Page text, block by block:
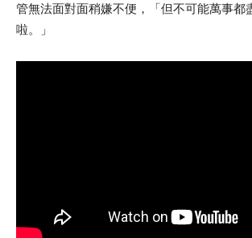
管無法面對面稍嫌不便，「但不可能萬事都
啦。」